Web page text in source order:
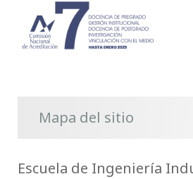
Mapa del sitio
Escuela de Ingeniería